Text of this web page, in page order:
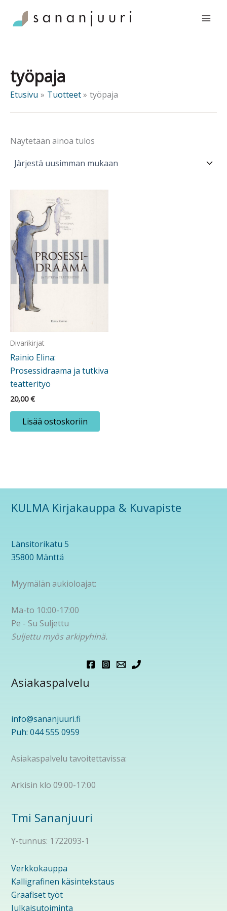
sisältöön
työpaja
Etusivu Tuotteet työpaja
Näytetään ainoa tulos
Divarikirjat
Rainio Elina:
Prosessidraama ja tutkiva
teatterityö
20,00€
Lisää ostoskoriin
KULMA Kirjakauppa & Kuvapiste
Länsitorikatu 5
35800 Mänttä
Myymälän aukioloajat:
Ma-to 10:00-17:00
Pe - Su Suljettu
Suljettu myös arkipyhinä.
Asiakaspalvelu
info@sananjuuri.fi
Puh: 044 555 0959
Asiakaspalvelu tavoitettavissa:
Arkisin klo 09:00-17:00
Tmi Sananjuuri
Y-tunnus: 1722093-1
Verkkokauppa
Kalligrafinen käsintekstaus
Graafiset työt
Julkaisutoiminta